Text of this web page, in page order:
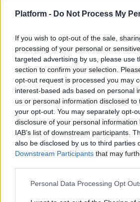
Platform - Do Not Process My
If you wish to opt-out of the sale,
processing of your personal or
targeted advertising by us, please use
section to confirm your selection.
opt-out request is processed you may
interest-based ads based on personal
us or personal information disclosed
your opt-out. You may separately opt-
disclosure of your personal
IAB’s list of downstream participants.
also be disclosed by us to third parties
Downstream Participants that may
Personal Data Processing Opt
συγγενείς;
Έχεις αυξημένα συναισθήματα
θυμού;
Έχεις αρχίσει να αλλάζεις τις
από φόβο;
Μερικά από τα κορυφαία
προσέξεις περιλαμβάνουν:
σκέψεις ή ανησυχίες για το
μέσων μαζικής ενημέρωσης
για τον νέο ιό ή των νέων μέτρων,